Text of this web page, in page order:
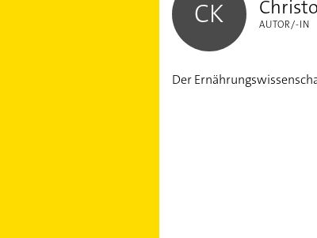
Hepatitis E:
CK AUTOR/-IN
Der